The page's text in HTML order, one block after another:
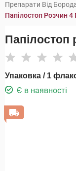
Препарати Від
Папілостоп Розчин
Папілостоп
Упаковка / 1
Є в наявності